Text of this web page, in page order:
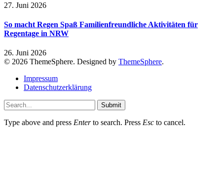
27. Juni 2026
So macht Regen Spaß Familienfreundliche Aktivitäten für
Regentage in NRW
26. Juni 2026
© 2026 ThemeSphere. Designed by ThemeSphere.
Impressum
Datenschutzerklärung
Submit
Type above and press Enterto search. Press Esc to cancel.